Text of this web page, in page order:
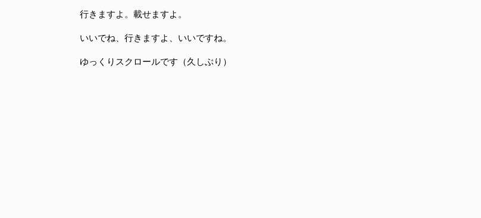
行きますよ。載せますよ。
いいでね、行きますよ、いいですね。
ゆっくりスクロールです（久しぶり）